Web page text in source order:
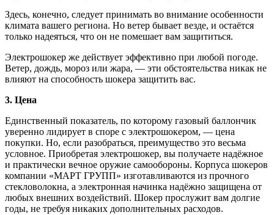
Здесь, конечно, следует принимать во внимание особенности
климата вашего региона. Но ветер бывает везде, и остаётся
только надеяться, что он не помешает вам защититься.
Электрошокер же действует эффективно при любой погоде.
Ветер, дождь, мороз или жара, — эти обстоятельства никак не
влияют на способность шокера защитить вас.
3. Цена
Единственный показатель, по которому газовый баллончик
уверенно лидирует в споре с электрошокером, — цена
покупки. Но, если разобраться, преимущество это весьма
условное. Приобретая электрошокер, вы получаете надёжное
и практически вечное оружие самообороны. Корпуса шокеров
компании «МАРТ ГРУПП» изготавливаются из прочного
стекловолокна, а электронная начинка надёжно защищена от
любых внешних воздействий. Шокер прослужит вам долгие
годы, не требуя никаких дополнительных расходов.